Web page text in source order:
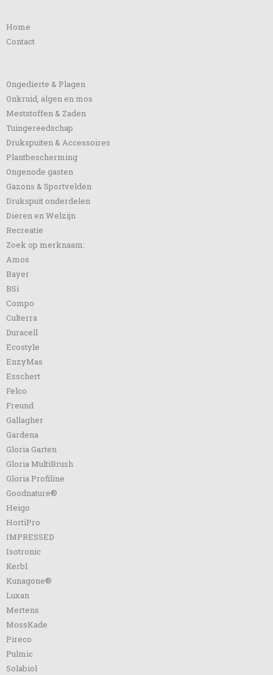
Home
Contact
Ongedierte & Plagen
Onkruid, algen en mos
Meststoffen & Zaden
Tuingereedschap
Drukspuiten & Accessoires
Plantbescherming
Ongenode gasten
Gazons & Sportvelden
Drukspuit onderdelen
Dieren en Welzijn
Recreatie
Zoek op merknaam:
Amos
Bayer
BSi
Compo
Culterra
Duracell
Ecostyle
EnzyMas
Esschert
Felco
Freund
Gallagher
Gardena
Gloria Garten
Gloria MultiBrush
Gloria Profiline
Goodnature®
Heigo
HortiPro
IMPRESSED
Isotronic
Kerbl
Kunagone®
Luxan
Mertens
MossKade
Pireco
Pulmic
Solabiol